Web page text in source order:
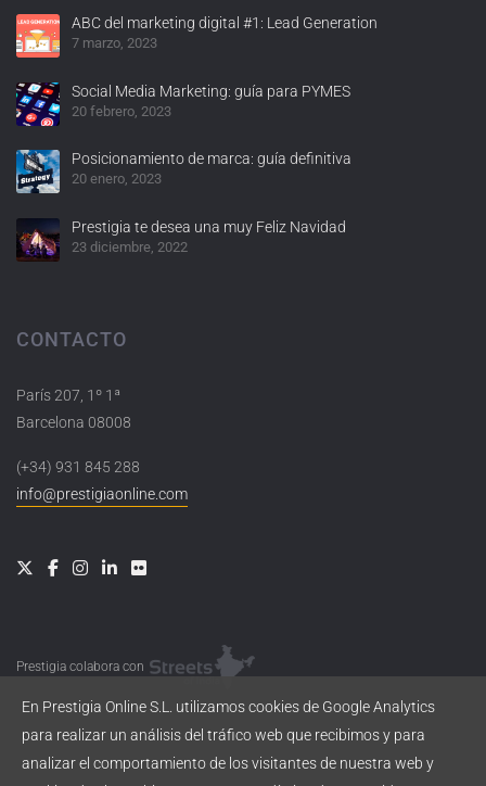
ABC del marketing digital #1: Lead Generation
7 marzo, 2023
Social Media Marketing: guía para PYMES
20 febrero, 2023
Posicionamiento de marca: guía definitiva
20 enero, 2023
Prestigia te desea una muy Feliz Navidad
23 diciembre, 2022
CONTACTO
París 207, 1º 1ª
Barcelona 08008
(+34) 931 845 288
info@prestigiaonline.com
Prestigia colabora con
En Prestigia Online S.L. utilizamos cookies de Google Analytics
para realizar un análisis del tráfico web que recibimos y para
analizar el comportamiento de los visitantes de nuestra web y